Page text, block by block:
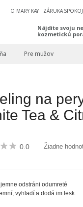
O MARY KAY ZÁRUKA
Nájdite svoju
kozmetickú
Pre mužov
na
Tea &
0.0 Žiadne
odstráni odumreté
vyhladí a dodá im lesk.